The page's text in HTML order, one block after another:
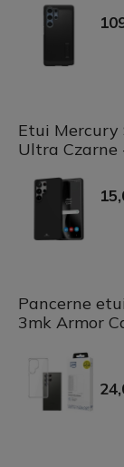
Etui Mercury
Ultra Czarne
Pancerne
3mk Armor